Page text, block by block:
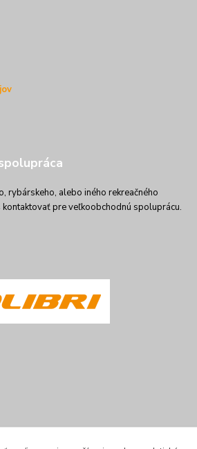
rybárskeho, alebo iného rekreačného
kontaktovať pre veľkoobchodnú spoluprácu.